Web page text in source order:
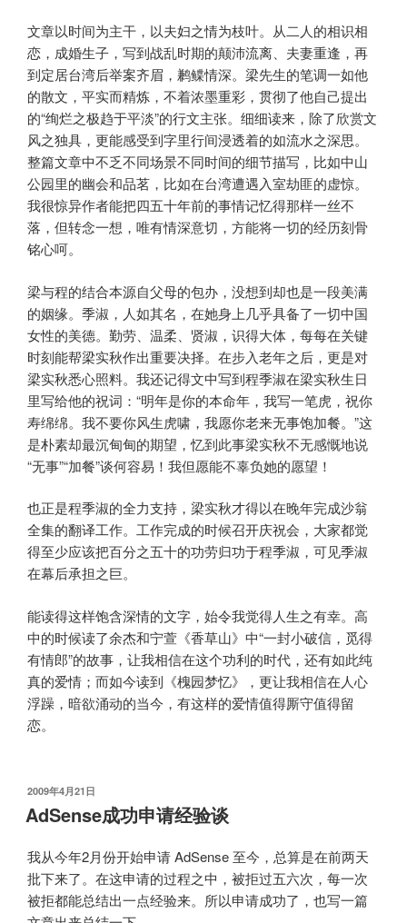
文章以时间为主干，以夫妇之情为枝叶。从二人的相识相
恋，成婚生子，写到战乱时期的颠沛流离、夫妻重逢，再
到定居台湾后举案齐眉，鹣鲽情深。梁先生的笔调一如他
的散文，平实而精炼，不着浓墨重彩，贯彻了他自己提出
的“绚烂之极趋于平淡”的行文主张。细细读来，除了欣赏文
风之独具，更能感受到字里行间浸透着的如流水之深思。
整篇文章中不乏不同场景不同时间的细节描写，比如中山
公园里的幽会和品茗，比如在台湾遭遇入室劫匪的虚惊。
我很惊异作者能把四五十年前的事情记忆得那样一丝不
落，但转念一想，唯有情深意切，方能将一切的经历刻骨
铭心呵。
梁与程的结合本源自父母的包办，没想到却也是一段美满
的姻缘。季淑，人如其名，在她身上几乎具备了一切中国
女性的美德。勤劳、温柔、贤淑，识得大体，每每在关键
时刻能帮梁实秋作出重要决择。在步入老年之后，更是对
梁实秋悉心照料。我还记得文中写到程季淑在梁实秋生日
里写给他的祝词：“明年是你的本命年，我写一笔虎，祝你
寿绵绵。我不要你风生虎啸，我愿你老来无事饱加餐。”这
是朴素却最沉甸甸的期望，忆到此事梁实秋不无感慨地说
“无事”“加餐”谈何容易！我但愿能不辜负她的愿望！
也正是程季淑的全力支持，梁实秋才得以在晚年完成沙翁
全集的翻译工作。工作完成的时候召开庆祝会，大家都觉
得至少应该把百分之五十的功劳归功于程季淑，可见季淑
在幕后承担之巨。
能读得这样饱含深情的文字，始令我觉得人生之有幸。高
中的时候读了余杰和宁萱《香草山》中“一封小破信，觅得
有情郎”的故事，让我相信在这个功利的时代，还有如此纯
真的爱情；而如今读到《槐园梦忆》，更让我相信在人心
浮躁，暗欲涌动的当今，有这样的爱情值得厮守值得留
恋。
发
布
于
2009年4月21日
AdSense成功申请经验谈
我从今年2月份开始申请 AdSense 至今，总算是在前两天
批下来了。在这申请的过程之中，被拒过五六次，每一次
被拒都能总结出一点经验来。所以申请成功了，也写一篇